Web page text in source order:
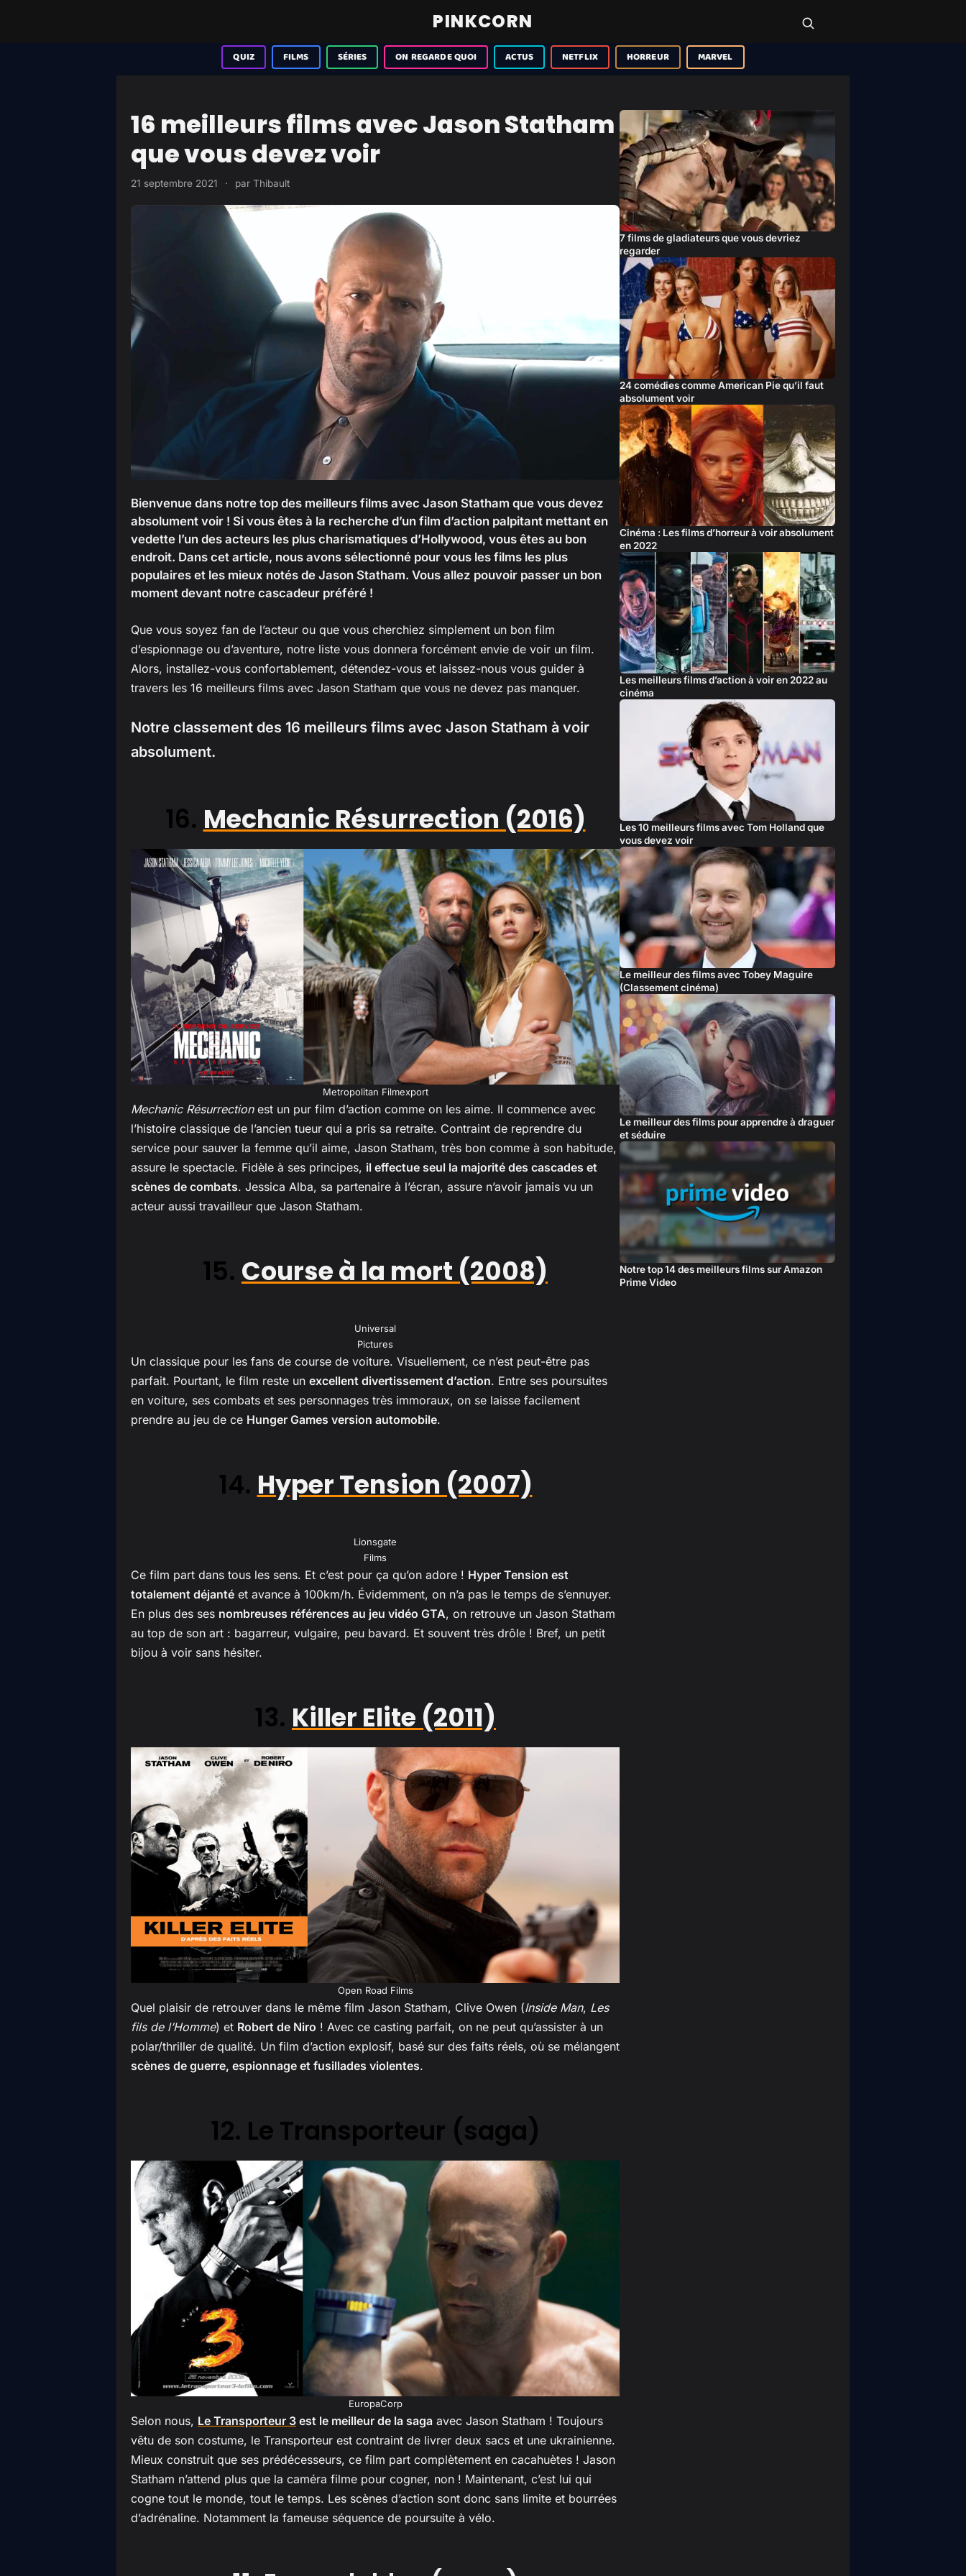
PINKCORN
QUIZ FILMS SÉRIES ON REGARDE QUOI ACTUS NETFLIX HORREUR MARVEL
16 meilleurs films avec Jason Statham
que vous devez voir
21 septembre 2021 · par Thibault
Bienvenue dans notre top des meilleurs films avec Jason Statham que vous devez
absolument voir ! Si vous êtes à la recherche d’un film d’action palpitant mettant en
vedette l’un des acteurs les plus charismatiques d’Hollywood, vous êtes au bon
endroit. Dans cet article, nous avons sélectionné pour vous les films les plus
populaires et les mieux notés de Jason Statham. Vous allez pouvoir passer un bon
moment devant notre cascadeur préféré !
Que vous soyez fan de l’acteur ou que vous cherchiez simplement un bon film
d’espionnage ou d’aventure, notre liste vous donnera forcément envie de voir un film.
Alors, installez-vous confortablement, détendez-vous et laissez-nous vous guider à
travers les 16 meilleurs films avec Jason Statham que vous ne devez pas manquer.
Notre classement des 16 meilleurs films avec Jason Statham à voir
absolument.
16. Mechanic Résurrection (2016)
Metropolitan Filmexport
Mechanic Résurrectionest un pur film d’action comme on les aime. Il commence avec
l’histoire classique de l’ancien tueur qui a pris sa retraite. Contraint de reprendre du
service pour sauver la femme qu’il aime, Jason Statham, très bon comme à son habitude,
assure le spectacle. Fidèle à ses principes, il effectue seul la majorité des cascades et
scènes de combats. Jessica Alba, sa partenaire à l’écran, assure n’avoir jamais vu un
acteur aussi travailleur que Jason Statham.
15. Course à la mort (2008)
Universal
Pictures
Un classique pour les fans de course de voiture. Visuellement, ce n’est peut-être pas
parfait. Pourtant, le film reste un excellent divertissement d’action. Entre ses poursuites
en voiture, ses combats et ses personnages très immoraux, on se laisse facilement
prendre au jeu de ce Hunger Games version automobile.
14. Hyper Tension (2007)
Lionsgate
Films
Ce film part dans tous les sens. Et c’est pour ça qu’on adore ! Hyper Tension est
totalement déjanté et avance à 100km/h. Évidemment, on n’a pas le temps de s’ennuyer.
En plus des ses nombreuses références au jeu vidéo GTA, on retrouve un Jason Statham
au top de son art : bagarreur, vulgaire, peu bavard. Et souvent très drôle ! Bref, un petit
bijou à voir sans hésiter.
13. Killer Elite (2011)
Open Road Films
Quel plaisir de retrouver dans le même film Jason Statham, Clive Owen (Inside Man, Les
fils de l’Homme) et Robert de Niro ! Avec ce casting parfait, on ne peut qu’assister à un
polar/thriller de qualité. Un film d’action explosif, basé sur des faits réels, où se mélangent
scènes de guerre, espionnage et fusillades violentes.
12. Le Transporteur (saga)
EuropaCorp
Selon nous, Le Transporteur 3 est le meilleur de la saga avec Jason Statham ! Toujours
vêtu de son costume, le Transporteur est contraint de livrer deux sacs et une ukrainienne.
Mieux construit que ses prédécesseurs, ce film part complètement en cacahuètes ! Jason
Statham n’attend plus que la caméra filme pour cogner, non ! Maintenant, c’est lui qui
cogne tout le monde, tout le temps. Les scènes d’action sont donc sans limite et bourrées
d’adrénaline. Notamment la fameuse séquence de poursuite à vélo.
7 films de gladiateurs que vous devriez
regarder
24 comédies comme American Pie qu’il faut
absolument voir
Cinéma : Les films d’horreur à voir absolument
en 2022
Les meilleurs films d’action à voir en 2022 au
cinéma
Les 10 meilleurs films avec Tom Holland que
vous devez voir
Le meilleur des films avec Tobey Maguire
(Classement cinéma)
Le meilleur des films pour apprendre à draguer
et séduire
Notre top 14 des meilleurs films sur Amazon
Prime Video